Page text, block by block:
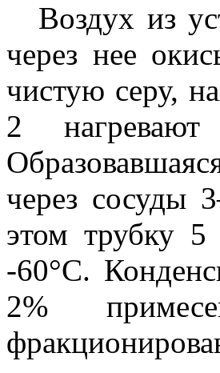
Воздух из
через нее
чистую серу,
2
через сосуды
этом трубку
-60°С.
2%